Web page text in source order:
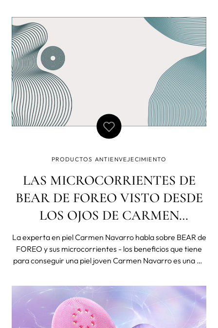
que no es bueno, no sólo para tu apariencia sino para tu
salud en general. Para e
PRODUCTOS ANTIENVEJECIMIENTO
LAS MICROCORRIENTES DE
BEAR DE FOREO VISTO DESDE
LOS OJOS DE CARMEN
NAVARRO
La experta en piel Carmen Navarro habla sobre BEAR de
FOREO y sus microcorrientes - los beneficios que tiene
para conseguir una piel joven Carmen Navarro es una de
país. Su mente inquieta llena de ilusiones y su constante
formación en el mu